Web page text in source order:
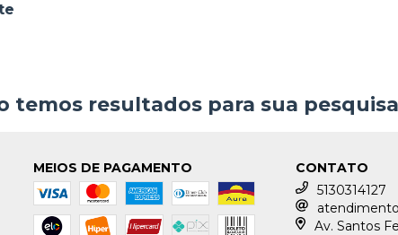
temos resultados para sua
MEIOS DE PAGAMENTO
CONTATO
5130314127
Av. Santos